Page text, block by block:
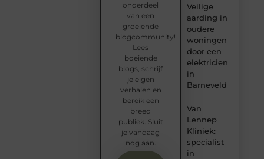
Veilige
aarding in
oudere
woningen
door een
elektricien
in
Barneveld
Van
Lennep
Kliniek:
specialist
in
onderdeel
van een
groeiende
blogcommunity!
Lees
boeiende
blogs, schrijf
je eigen
verhalen en
bereik een
breed
publiek. Sluit
je vandaag
nog aan.